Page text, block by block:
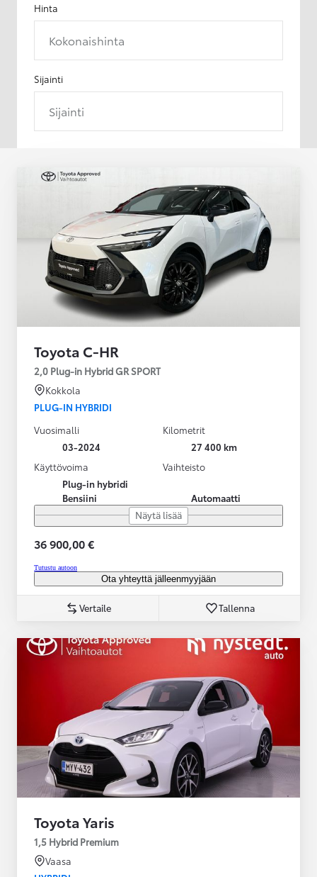
Hinta
Kokonaishinta
Sijainti
Sijainti
Toyota C-HR
2,0 Plug-in Hybrid GR SPORT
Kokkola
PLUG-IN HYBRIDI
Vuosimalli
03-2024
Kilometrit
27 400 km
Käyttövoima
Plug-in hybridi
Bensiini
Vaihteisto
Automaatti
Näytä lisää
36 900,00 €
Tutustu autoon
Ota yhteyttä jälleenmyyjään
Vertaile Tallenna
Toyota Yaris
1,5 Hybrid Premium
Vaasa